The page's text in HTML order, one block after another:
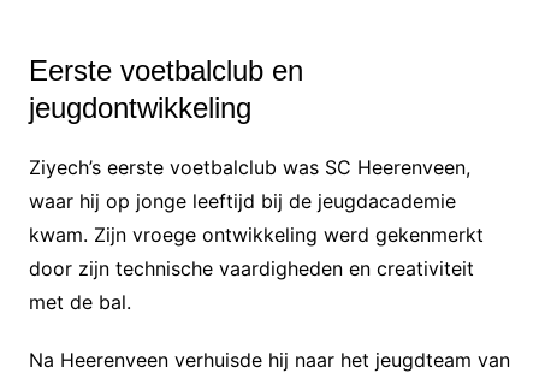
Eerste voetbalclub en
jeugdontwikkeling
Ziyech’s eerste voetbalclub was SC Heerenveen,
waar hij op jonge leeftijd bij de jeugdacademie
kwam. Zijn vroege ontwikkeling werd gekenmerkt
door zijn technische vaardigheden en creativiteit
met de bal.
Na Heerenveen verhuisde hij naar het jeugdteam van